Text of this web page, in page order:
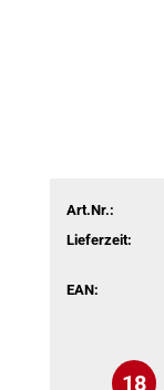
Art.Nr.:
Lieferzeit:
EAN:
18